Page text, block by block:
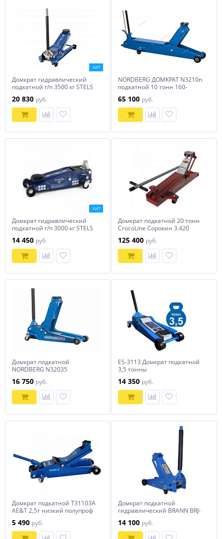
ХИТ
Домкрат гидравлический
подкатной г/п 3500 кг STELS
20 830 руб.
NORDBERG ДОМКРАТ N3210n
подкатной 10 тонн 160-
65 100 руб.
ХИТ
Домкрат гидравлический
подкатной г/п 3000 кг STELS
14 450 руб.
Домкрат подкатной 20 тонн
CrocoLine Сорокин 3.420
125 400 руб.
Домкрат подкатной
NORDBERG N32035
16 750 руб.
ES-3113 Домкрат подкатной
3,5 тонны
14 350 руб.
Домкрат подкатной T31103A
AE&T 2,5т низкий полупроф
5 490 руб.
Домкрат подкатной
гидравлический BRANN BRJ-
14 100 руб.